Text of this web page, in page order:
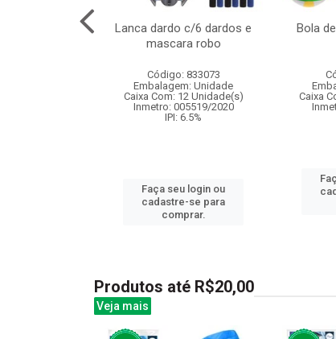
Lanca dardo c/6 dardos e
mascara robo
Código: 833073
Embalagem: Unidade
Caixa Com: 12 Unidade(s)
Inmetro: 005519/2020
IPI: 6.5%
Faça seu login ou
cadastre-se para
comprar.
Bola
Caixa
Produtos até R$20,00
Veja mais